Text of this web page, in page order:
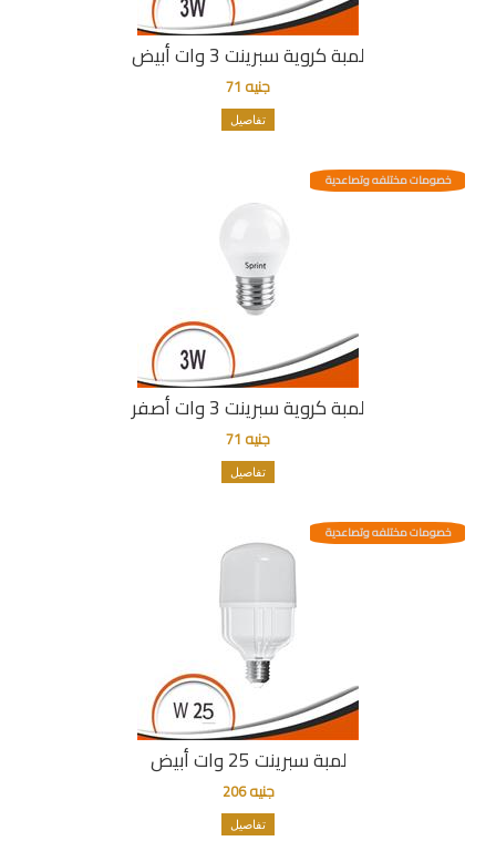
لمبة كروية سبرينت 3 وات أبيض
جنيه 71
تفاصيل
لمبة كروية سبرينت 3 وات أصفر
خصومات مختلفه وتصاعدية
جنيه 71
تفاصيل
لمبة سبرينت 25 وات أبيض
خصومات مختلفه وتصاعدية
جنيه 206
تفاصيل